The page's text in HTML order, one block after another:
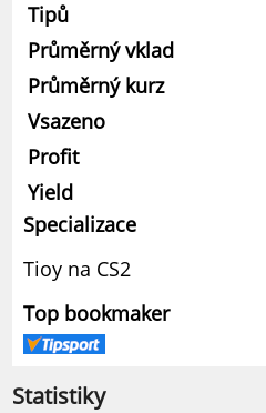
Tipů
Průměrný vklad
Průměrný kurz
Vsazeno
Profit
Yield
Specializace
Tioy na CS2
Top bookmaker
Statistiky